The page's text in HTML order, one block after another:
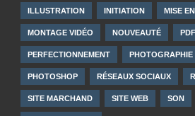
ILLUSTRATION INITIATION MISE
MONTAGE VIDÉO NOUVEAUTÉ PDF
PERFECTIONNEMENT PHOTOGRAPHIE
PHOTOSHOP RÉSEAUX SOCIAUX
SITE MARCHAND SITE WEB SON